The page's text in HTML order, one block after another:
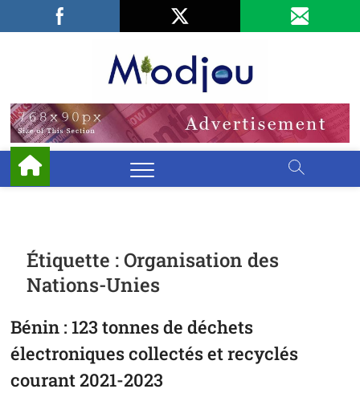
Facebook
LinkedIn
Étiquette :Organisation des
Nations-Unies
Bénin : 123 tonnes de déchets
électroniques collectés et recyclés
courant 2021-2023